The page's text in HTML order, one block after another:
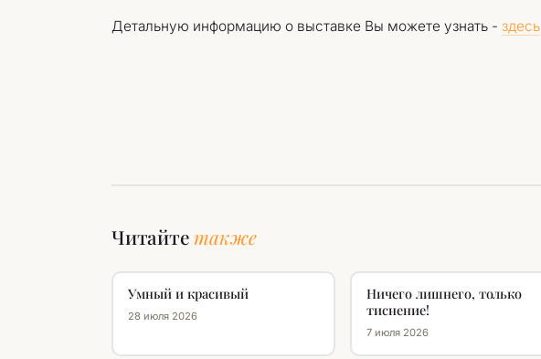
Детальную информацию о выставке Вы можете узнать - здесь
Читайтетакже
Умный и красивый
28 июля 2026
Ничего лишнего, только
тиснение!
7 июля 2026